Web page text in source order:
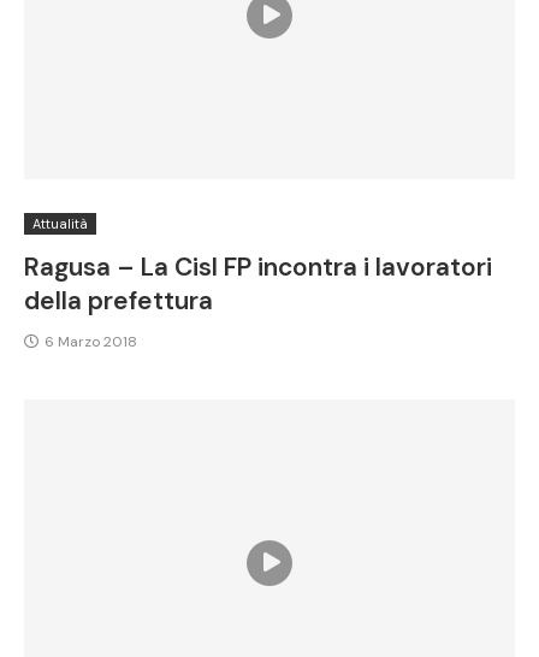
Attualità
Ragusa – La Cisl FP incontra i lavoratori
della prefettura
6 Marzo 2018